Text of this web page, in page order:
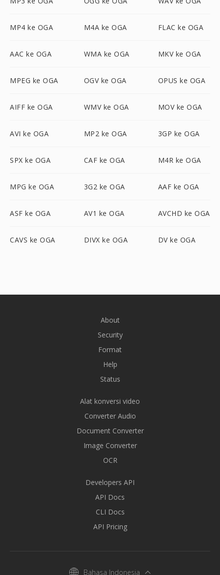
MP4 ke OGA M4A ke OGA FLAC ke OGA
AAC ke OGA WMA ke OGA MKV ke OGA
MPEG ke OGA OGV ke OGA OPUS ke OGA
AIFF ke OGA WMV ke OGA MOV ke OGA
AVI ke OGA MP2 ke OGA 3GP ke OGA
SPX ke OGA CAF ke OGA M4R ke OGA
MPG ke OGA 3G2 ke OGA AAF ke OGA
ASF ke OGA AV1 ke OGA AVCHD ke OGA
CAVS ke OGA DIVX ke OGA DV ke OGA
About
Security
Format
Help
Status
Alat konversi video
Converter Audio
Document Converter
Image Converter
OCR
Developers API
API Docs
CLI Docs
API Pricing
Bahasa Indonesia